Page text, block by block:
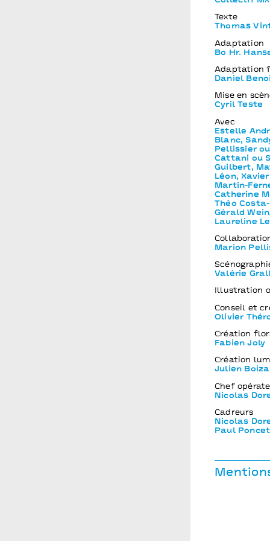
Texte
Thomas
Adaptation
Bo Hr.
Adaptation
Daniel
Mise en
Cyril Teste
Avec
Estelle
Blanc,
Pellissier
Cattani ou
Guilbert,
Léon,
Martin-
Catherine
Théo
Gérald
Laureline
Marion
Valérie
Illustration
Conseil et
Olivier
Création
Fabien Joly
Création
Julien
Chef
Nicolas
Cadreurs
Nicolas
Paul